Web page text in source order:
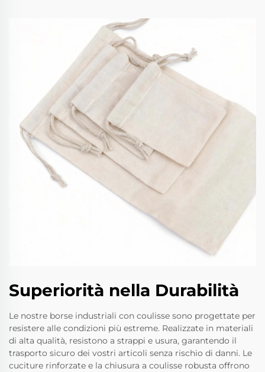
Superiorità nella Durabilità
Le nostre borse industriali con coulisse sono progettate per
resistere alle condizioni più estreme. Realizzate in materiali
di alta qualità, resistono a strappi e usura, garantendo il
trasporto sicuro dei vostri articoli senza rischio di danni. Le
cuciture rinforzate e la chiusura a coulisse robusta offrono